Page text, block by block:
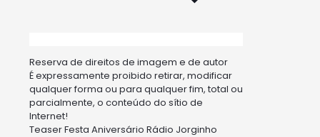
Reserva de direitos de imagem e de autor
É expressamente proibido retirar, modificar
qualquer forma ou para qualquer fim, total ou
parcialmente, o conteúdo do sítio de
Internet!
Teaser Festa Aniversário Rádio Jorginho